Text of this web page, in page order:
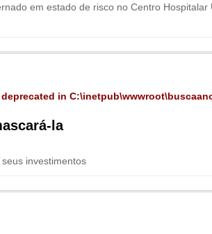
em estado de risco no Centro Hospitalar
deprecated in
la
investimentos